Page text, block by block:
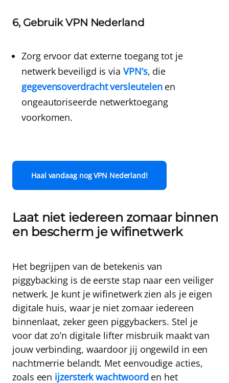
6, Gebruik VPN Nederland
Zorg ervoor dat externe toegang tot je
netwerk beveiligd is via VPN’s, die
gegevensoverdracht versleutelenen
ongeautoriseerde netwerktoegang
voorkomen.
Haal vandaag nog VPN Nederland!
Laat niet iedereen zomaar binnen
en bescherm je wifinetwerk
Het begrijpen van de betekenis van
piggybacking is de eerste stap naar een veiliger
netwerk. Je kunt je wifinetwerk zien als je eigen
digitale huis, waar je niet zomaar iedereen
binnenlaat, zeker geen piggybackers. Stel je
voor dat zo’n digitale lifter misbruik maakt van
jouw verbinding, waardoor jij ongewild in een
nachtmerrie belandt. Met eenvoudige acties,
zoals een ijzersterk wachtwoorden het